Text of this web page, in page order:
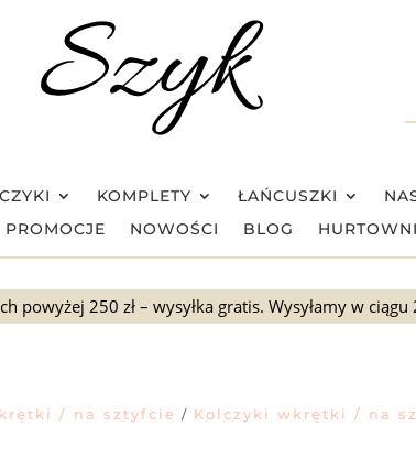
KOMPLETY ŁAŃCUSZKI
PROMOCJE NOWOŚCI BLOG
powyżej 250 zł – wysyłka gratis. Wysyłamy w ciągu
/ na sztyfcie / Kolczyki wkrętki / na